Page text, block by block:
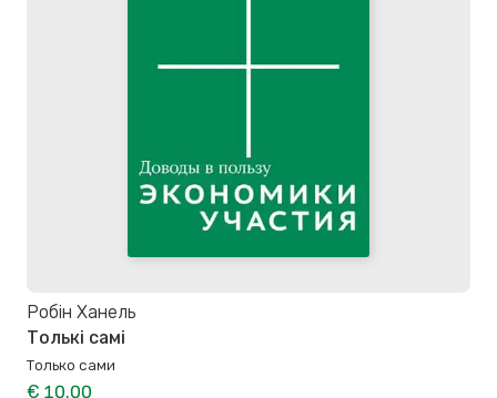
Робiн Ханель
Толькі самі
Только сами
€ 10.00